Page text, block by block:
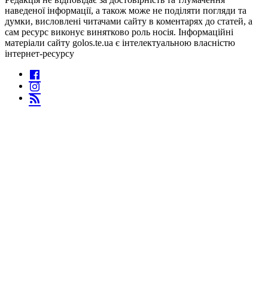
наведеної інформації, а також може не поділяти погляди та
думки, висловлені читачами сайту в коментарях до статей, а
сам ресурс виконує винятково роль носія. Інформаційні
матеріали сайту golos.te.ua є інтелектуальною власністю
інтернет-ресурсу